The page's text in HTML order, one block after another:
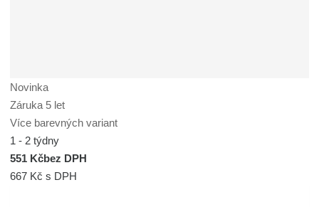
Novinka
Záruka 5 let
Více barevných variant
1 - 2 týdny
551 Kčbez DPH
667 Kčs DPH